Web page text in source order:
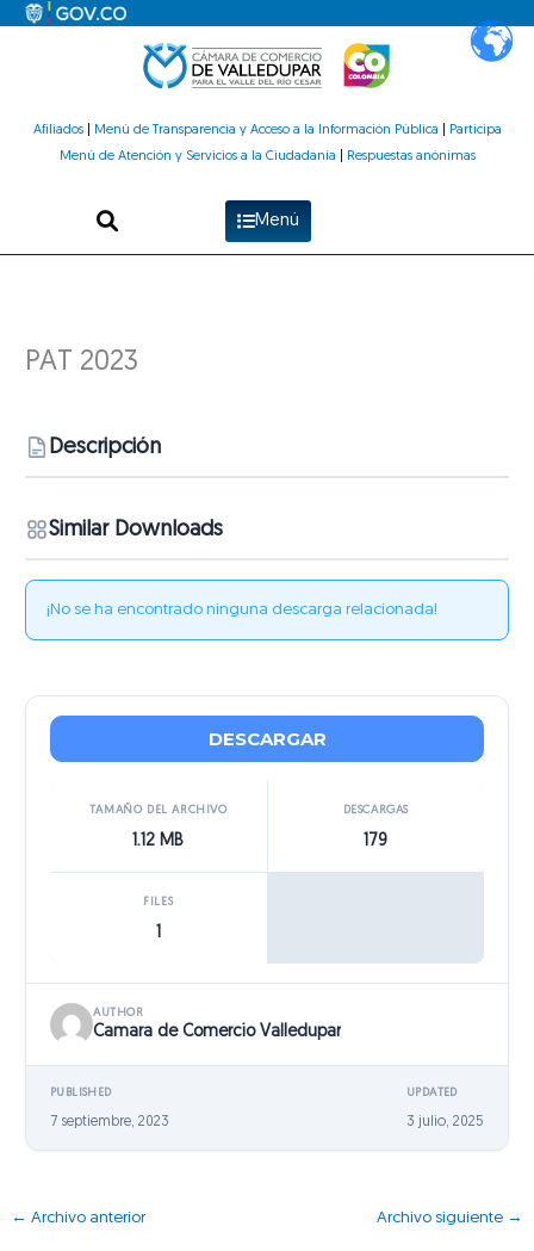
Afiliados| Menú de Transparencia y Acceso a la Información Pública
Participa
Menú de Atención y Servicios a la Ciudadanía
Respuestas anónimas
Menú
PAT 2023
Descripción
Similar Downloads
¡No se ha encontrado ninguna descarga relacionada!
DESCARGAR
TAMAÑO DEL ARCHIVO
1.12 MB
DESCARGAS
179
FILES
AUTHOR
Camara de Comercio Valledupar
PUBLISHED
7 septiembre, 2023
UPDATED
3 julio, 2025
← Archivo anterior Archivo siguiente →